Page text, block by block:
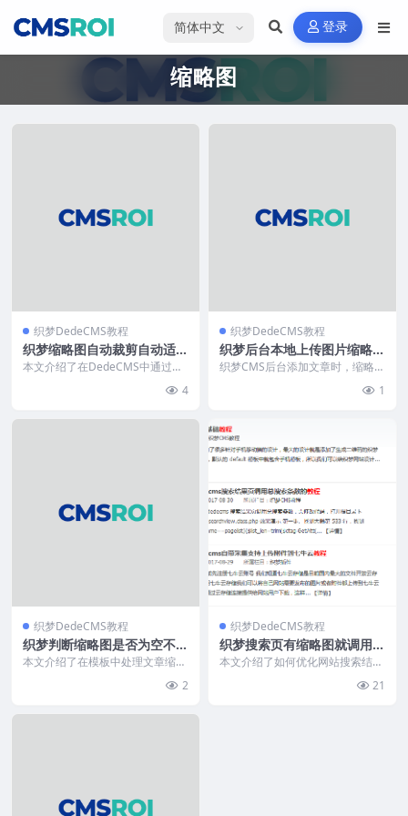
选择语言 登录
缩略图
织梦DedeCMS教程
织梦缩略图自动裁剪自动适应
尺寸
本文介绍了在DedeCMS中通过修
4
织梦DedeCMS教程
织梦后台本地上传图片缩略图
加水印
织梦CMS后台添加文章时，缩略图
1
织梦DedeCMS教程
织梦判断缩略图是否为空不同
样式的输出
本文介绍了在模板中处理文章缩略
2
织梦DedeCMS教程
织梦搜索页有缩略图就调用无
缩图就不显示
本文介绍了如何优化网站搜索结果
21